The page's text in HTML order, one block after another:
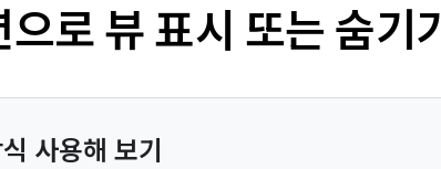
로 뷰 표시 또는 숨기기
사용해 보기